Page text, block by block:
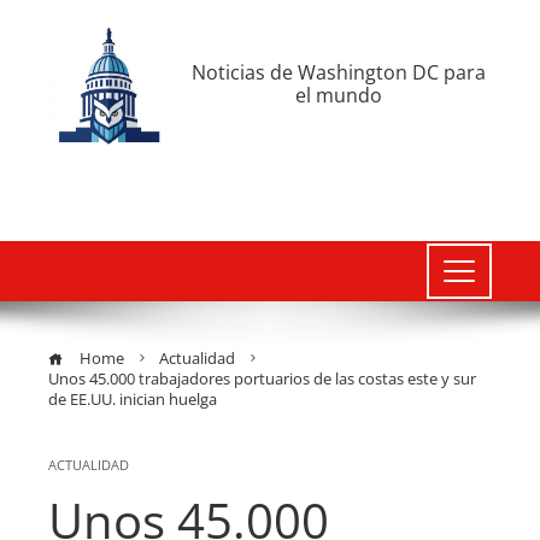
Noticias de Washington DC para
el mundo
Home
Actualidad
Unos 45.000 trabajadores portuarios de las costas este y sur
de EE.UU. inician huelga
ACTUALIDAD
Unos 45.000